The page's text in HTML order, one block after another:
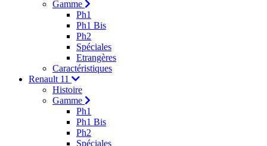
Gamme
Ph1
Ph1 Bis
Ph2
Spéciales
Etrangères
Caractéristiques
Renault 11
Histoire
Gamme
Ph1
Ph1 Bis
Ph2
Spéciales